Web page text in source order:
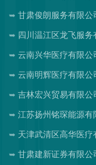
甘肃俊朗服务有限公
四川温江区龙飞服务
云南兴华医疗有限公
云南明辉医疗有限公
吉林宏兴贸易有限公
江苏扬州铭琛能源有
天津武清区高华医疗
甘肃建新证券有限公